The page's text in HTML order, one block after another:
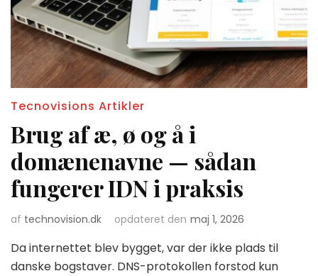
Tecnovisions Artikler
Brug af æ, ø og å i
domænenavne — sådan
fungerer IDN i praksis
af technovision.dk opdateret den maj 1, 2026
Da internettet blev bygget, var der ikke plads til
danske bogstaver. DNS-protokollen forstod kun